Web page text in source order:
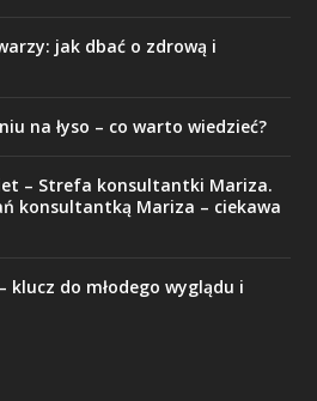
jak dbać o zdrową i
na łyso – co warto wiedzieć?
– Strefa konsultantki Mariza.
konsultantką Mariza – ciekawa
klucz do młodego wyglądu i